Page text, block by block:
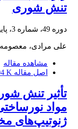
تنش شوری
دوره 49، شماره 3، پاییز 1397، صفحه
علی مرادی،
مشاهده مقاله
اصل مقاله K
تأثیر تنش
مواد
ژنوتیپ‌های